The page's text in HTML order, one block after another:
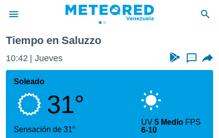
de
ha
calidad.
a este
Tiempo en Saluzzo
10:42 Jueves ...
Soleado
31°
Sensación de 31°
UV5 Medio FPS
6-10